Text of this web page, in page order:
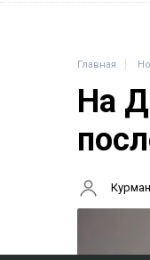
Главная
На